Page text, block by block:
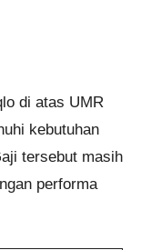
di atas UMR
kebutuhan
tersebut masih
performa